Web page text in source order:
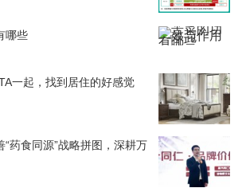
哪些
一起，找到居住的好感觉
药食同源”战略拼图，深耕万